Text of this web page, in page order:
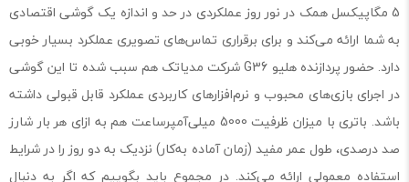
5 مگاپیکسل همک در نور روز عملکردی در حد و اندازه یک گوشی اقتصادی
به شما ارائه می‌کند و برای برقراری تماس‌های تصویری عملکرد بسیار خوبی
دارد. حضور پردازنده هلیو G36 شرکت مدیاتک هم سبب شده تا این گوشی
در اجرای بازی‌های محبوب و نرم‌افزار‌های کاربردی عملکرد قابل قبولی داشته
باشد. باتری با میزان ظرفیت 5000 میلی‌آمپر‌ساعت هم به ازای هر بار شارز
صد درصدی، طول عمر مفید (زمان آماده به‌کار) نزدیک به دو روز را در شرایط
استفاده معمولی ارائه می‌کند. در مجموع باید بگوییم که اگر به دنبال